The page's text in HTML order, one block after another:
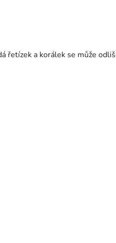
řetízek a korálek se může